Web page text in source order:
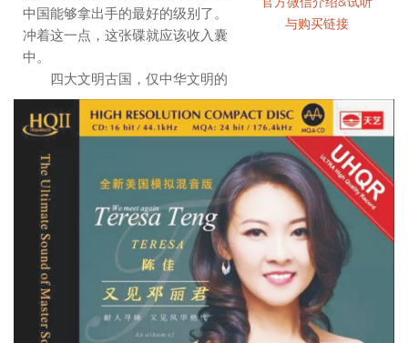
中国能够拿出手的最好的级别了。
冲着这一点，这张碟就应该收入囊
中。
四大文明古国，仅中华文明的
传承不会间断，这是因为我们有强
大的文脉。古诗词是这文脉中负责
着生生不息的中华文明的活泼生动
的生命力，中华文明因之立于世界
而显得卓尔不凡。
与购买链接